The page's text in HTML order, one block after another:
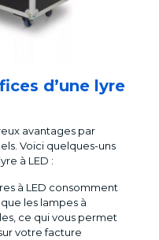
d’une lyre
avantages par
Voici quelques-uns
à LED :
à LED consomment
les lampes à
ce qui vous permet
votre facture